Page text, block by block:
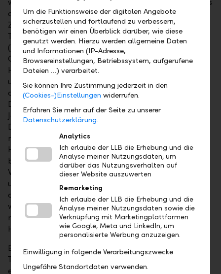
anschauen. Damit sich dieses Wachstum auch in
Zukunft fortsetzen kann, wird ein leistungsfähiges
Telekommunikationsnetz der fünften Generation
(5G) benötigt. 5G erfordert aber gerade in urbanen
Gebieten viel mehr Antennen («Small Cells»), da die
Hochfrequenzwellen eine tiefere Reichweite haben
und Gebäude schlecht durchdringen. Wie bedeutend
der Ausbau der Infrastruktur sein wird, zeigt sich in
Deutschland: Die Deutsche Telekom hat über dreissig
Jahre lang 30'000 Mobilfunkantennen in
Deutschland aufgebaut. Nun sollen in nur vier Jahren
noch mal 10'000 dazukommen. Darum dürfte
Huber+Suhner als Zulieferer für Mobilfunkantennen
besonders von 5G profitieren − auch wenn das
Wachstum in den nächsten Quartalen derzeit noch
unberechenbar ist, weil gleichzeitig 4G-Aufträge
auslaufen. Die Coronakrise sollte dieses Geschäft
wennschon eher beflügeln, da die Wichtigkeit von
mobiler Kommunikation mit vermehrtem
Homeoffice zugenommen hat.
Ein weiterer Wachstumstreiber ist Cloud-Computing.
Trotz enormem Wachstum ist gemäss Schätzungen
erst knapp ein Viertel aller Arbeitsabläufe auf die
Um die Funktionsweise der digitalen Angebote
sicherzustellen und fortlaufend zu verbessern,
benötigen wir einen Überblick darüber, wie diese
genutzt werden. Hierzu werden allgemeine Daten
und Informationen (IP-Adresse,
Browsereinstellungen, Betriebssystem, aufgerufene
Dateien …) verarbeitet.
Sie können Ihre Zustimmung jederzeit in den
(Cookies-)Einstellungen widerrufen.
Erfahren Sie mehr auf der Seite zu unserer
Datenschutzerklärung.
Analytics
Ich erlaube der LLB die Erhebung und die
Analyse meiner Nutzungsdaten, um
darüber das Nutzungsverhalten auf
dieser Website auszuwerten
Remarketing
Ich erlaube der LLB die Erhebung und die
Analyse meiner Nutzungsdaten sowie die
Verknüpfung mit Marketingplattformen
wie Google, Meta und LinkedIn, um
personalisierte Werbung anzuzeigen.
Einwilligung in folgende Verarbeitungszwecke
Ungefähre Standortdaten verwenden.